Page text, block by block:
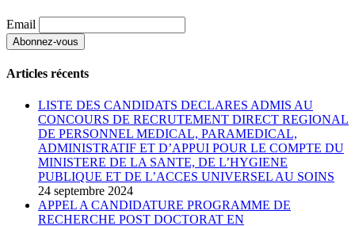
Email
Articles récents
LISTE DES CANDIDATS DECLARES ADMIS AU
CONCOURS DE RECRUTEMENT DIRECT REGIONAL
DE PERSONNEL MEDICAL, PARAMEDICAL,
ADMINISTRATIF ET D’APPUI POUR LE COMPTE DU
MINISTERE DE LA SANTE, DE L’HYGIENE
PUBLIQUE ET DE L’ACCES UNIVERSEL AU SOINS
24 septembre 2024
APPEL A CANDIDATURE PROGRAMME DE
RECHERCHE POST DOCTORAT EN